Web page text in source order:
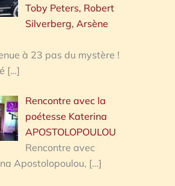
Toby Peters, Robert
Silverberg, Arsène
à 23 pas du mystère !
[…]
Rencontre avec la
poétesse Katerina
APOSTOLOPOULOU
Rencontre avec
Apostolopoulou, […]